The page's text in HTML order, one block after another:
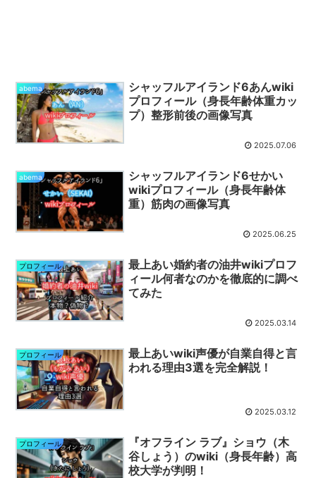
abema
シャッフルアイランド6あんwiki
プロフィール（身長年齢体重カッ
プ）整形前後の画像写真
2025.07.06
abema
シャッフルアイランド6せかい
wikiプロフィール（身長年齢体
重）筋肉の画像写真
2025.06.25
プロフィール
最上あい婚約者の油井wikiプロフ
ィール何者なのかを徹底的に調べ
てみた
2025.03.14
プロフィール
最上あいwiki声優が自業自得と言
われる理由3選を完全解説！
2025.03.12
プロフィール
『オフライン ラブ』ショウ（木
谷しょう）のwiki（身長年齢）高
校大学が判明！